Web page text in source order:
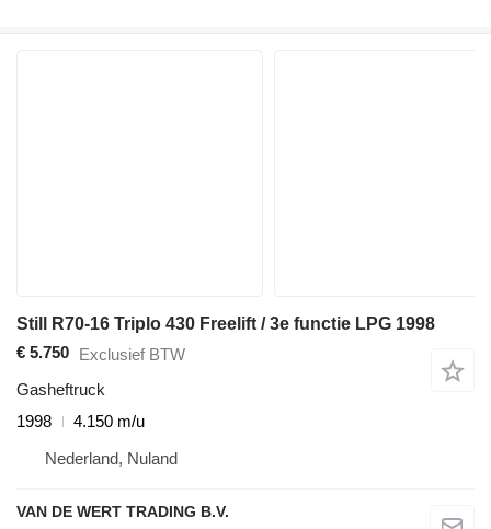
Still R70-16 Triplo 430 Freelift / 3e functie LPG 1998
€ 5.750 Exclusief BTW
Gasheftruck
1998
4.150 m/u
Nederland, Nuland
VAN DE WERT TRADING B.V.